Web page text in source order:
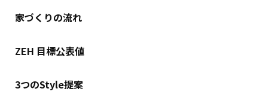
家づくりの流れ
ZEH 目標公表値
3つのStyle提案